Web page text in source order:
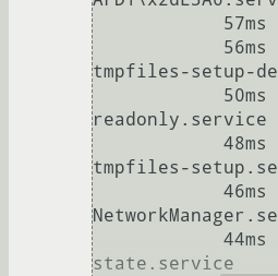
tmpfiles-setup-
readonly.service
tmpfiles-
state.service